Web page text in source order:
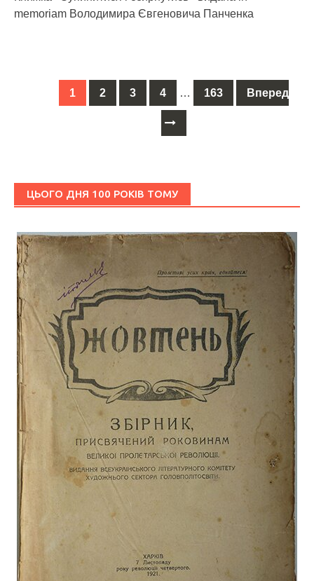
memoriam Володимира Євгеновича Панченка
1 2 3 4 … 163 Вперед
ЦЬОГО ДНЯ 100 РОКІВ ТОМУ